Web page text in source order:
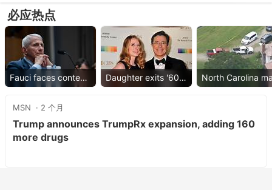
必应热点
Fauci faces contempt vote Daughter exits '60 Minutes'
MSN 2 个月
Trump announces TrumpRx expansion, adding 160
more drugs